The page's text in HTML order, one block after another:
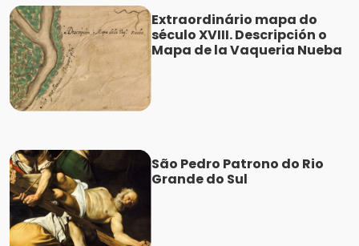
Extraordinário mapa do
século XVIII. Descripción o
Mapa de la Vaqueria Nueba
São Pedro Patrono do Rio
Grande do Sul